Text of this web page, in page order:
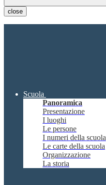
close
Scuola
Panoramica
Presentazione
I luoghi
Le persone
I numeri della scuola
Le carte della scuola
Organizzazione
La storia